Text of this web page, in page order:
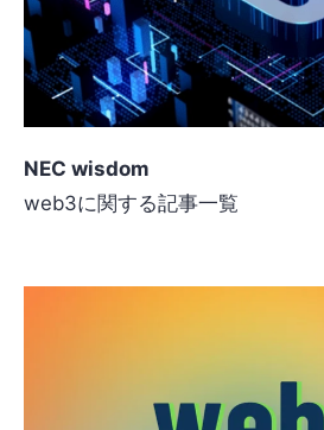
NEC wisdom
web3に関する記事一覧